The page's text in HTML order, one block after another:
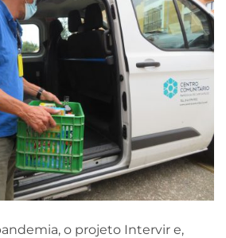
o projeto Intervir e,